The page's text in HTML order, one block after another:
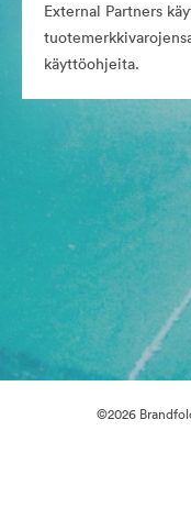
External Partners
käyttöohjeita.
©2026